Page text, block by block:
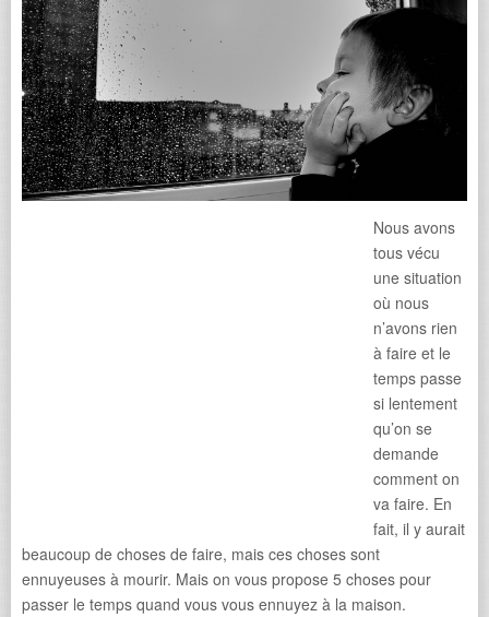
Nous avons
tous vécu
une situation
où nous
n’avons rien
à faire et le
temps passe
si lentement
qu’on se
demande
comment on
va faire. En
fait, il y aurait
beaucoup de choses de faire, mais ces choses sont
ennuyeuses à mourir. Mais on vous propose 5 choses pour
passer le temps quand vous vous ennuyez à la maison.